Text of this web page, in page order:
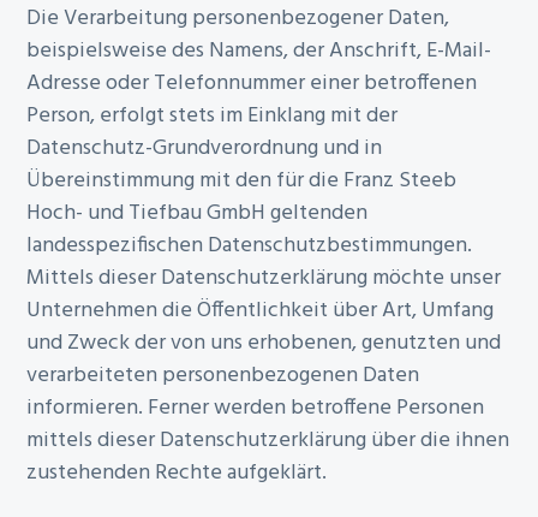
Die Verarbeitung personenbezogener Daten,
beispielsweise des Namens, der Anschrift, E-Mail-
Adresse oder Telefonnummer einer betroffenen
Person, erfolgt stets im Einklang mit der
Datenschutz-Grundverordnung und in
Übereinstimmung mit den für die Franz Steeb
Hoch- und Tiefbau GmbH geltenden
landesspezifischen Datenschutzbestimmungen.
Mittels dieser Datenschutzerklärung möchte unser
Unternehmen die Öffentlichkeit über Art, Umfang
und Zweck der von uns erhobenen, genutzten und
verarbeiteten personenbezogenen Daten
informieren. Ferner werden betroffene Personen
mittels dieser Datenschutzerklärung über die ihnen
zustehenden Rechte aufgeklärt.